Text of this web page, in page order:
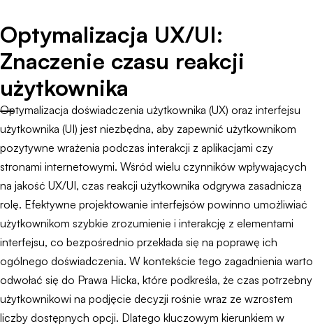
Optymalizacja UX/UI:
Znaczenie czasu reakcji
użytkownika
Optymalizacja doświadczenia użytkownika (UX) oraz interfejsu
użytkownika (UI) jest niezbędna, aby zapewnić użytkownikom
pozytywne wrażenia podczas interakcji z aplikacjami czy
stronami internetowymi. Wśród wielu czynników wpływających
na jakość UX/UI, czas reakcji użytkownika odgrywa zasadniczą
rolę. Efektywne projektowanie interfejsów powinno umożliwiać
użytkownikom szybkie zrozumienie i interakcję z elementami
interfejsu, co bezpośrednio przekłada się na poprawę ich
ogólnego doświadczenia. W kontekście tego zagadnienia warto
odwołać się do Prawa Hicka, które podkreśla, że czas potrzebny
użytkownikowi na podjęcie decyzji rośnie wraz ze wzrostem
liczby dostępnych opcji. Dlatego kluczowym kierunkiem w